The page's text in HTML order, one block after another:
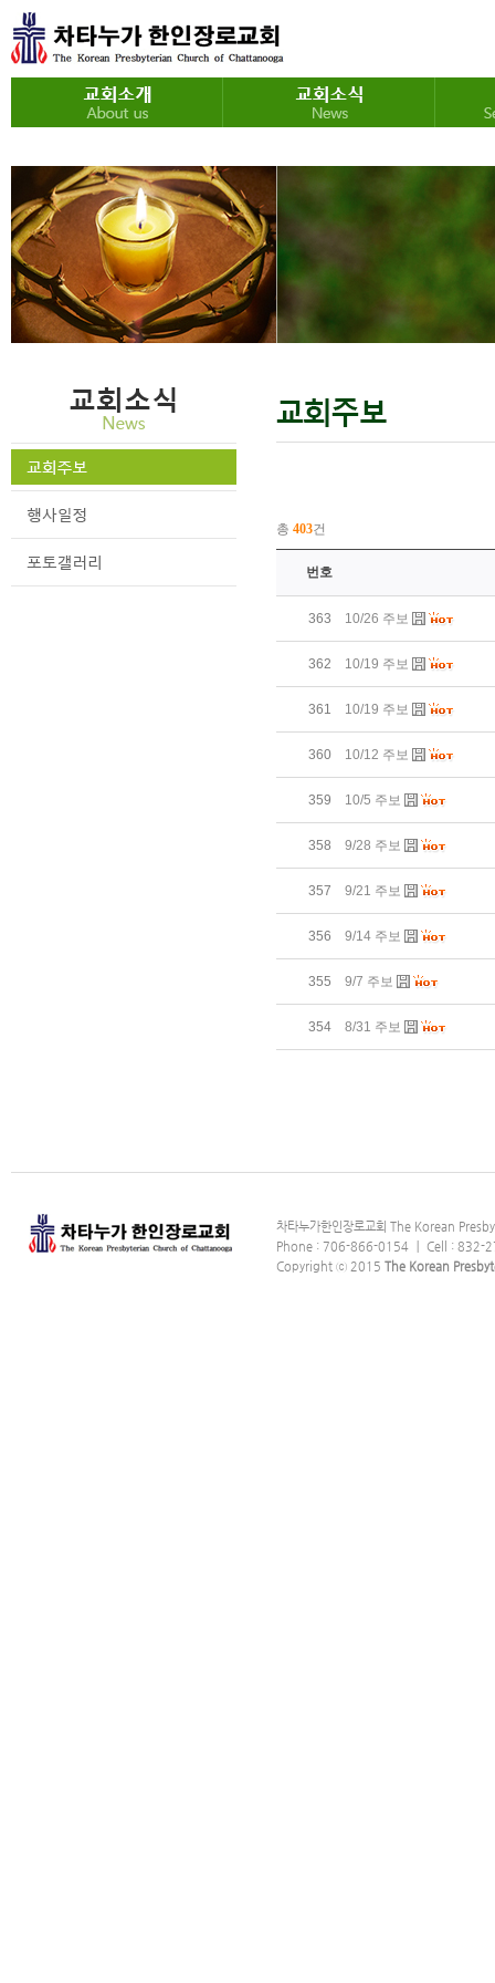
총 403건
번호
363 10/26 주보
362 10/19 주보
361 10/19 주보
360 10/12 주보
359 10/5 주보
358 9/28 주보
357 9/21 주보
356 9/14 주보
355 9/7 주보
354 8/31 주보
차타누가한인장로교회 The Korean
Phone : 706-866-0154 ｜ Cell : 832-
Copyright ⓒ 2015 The Korean